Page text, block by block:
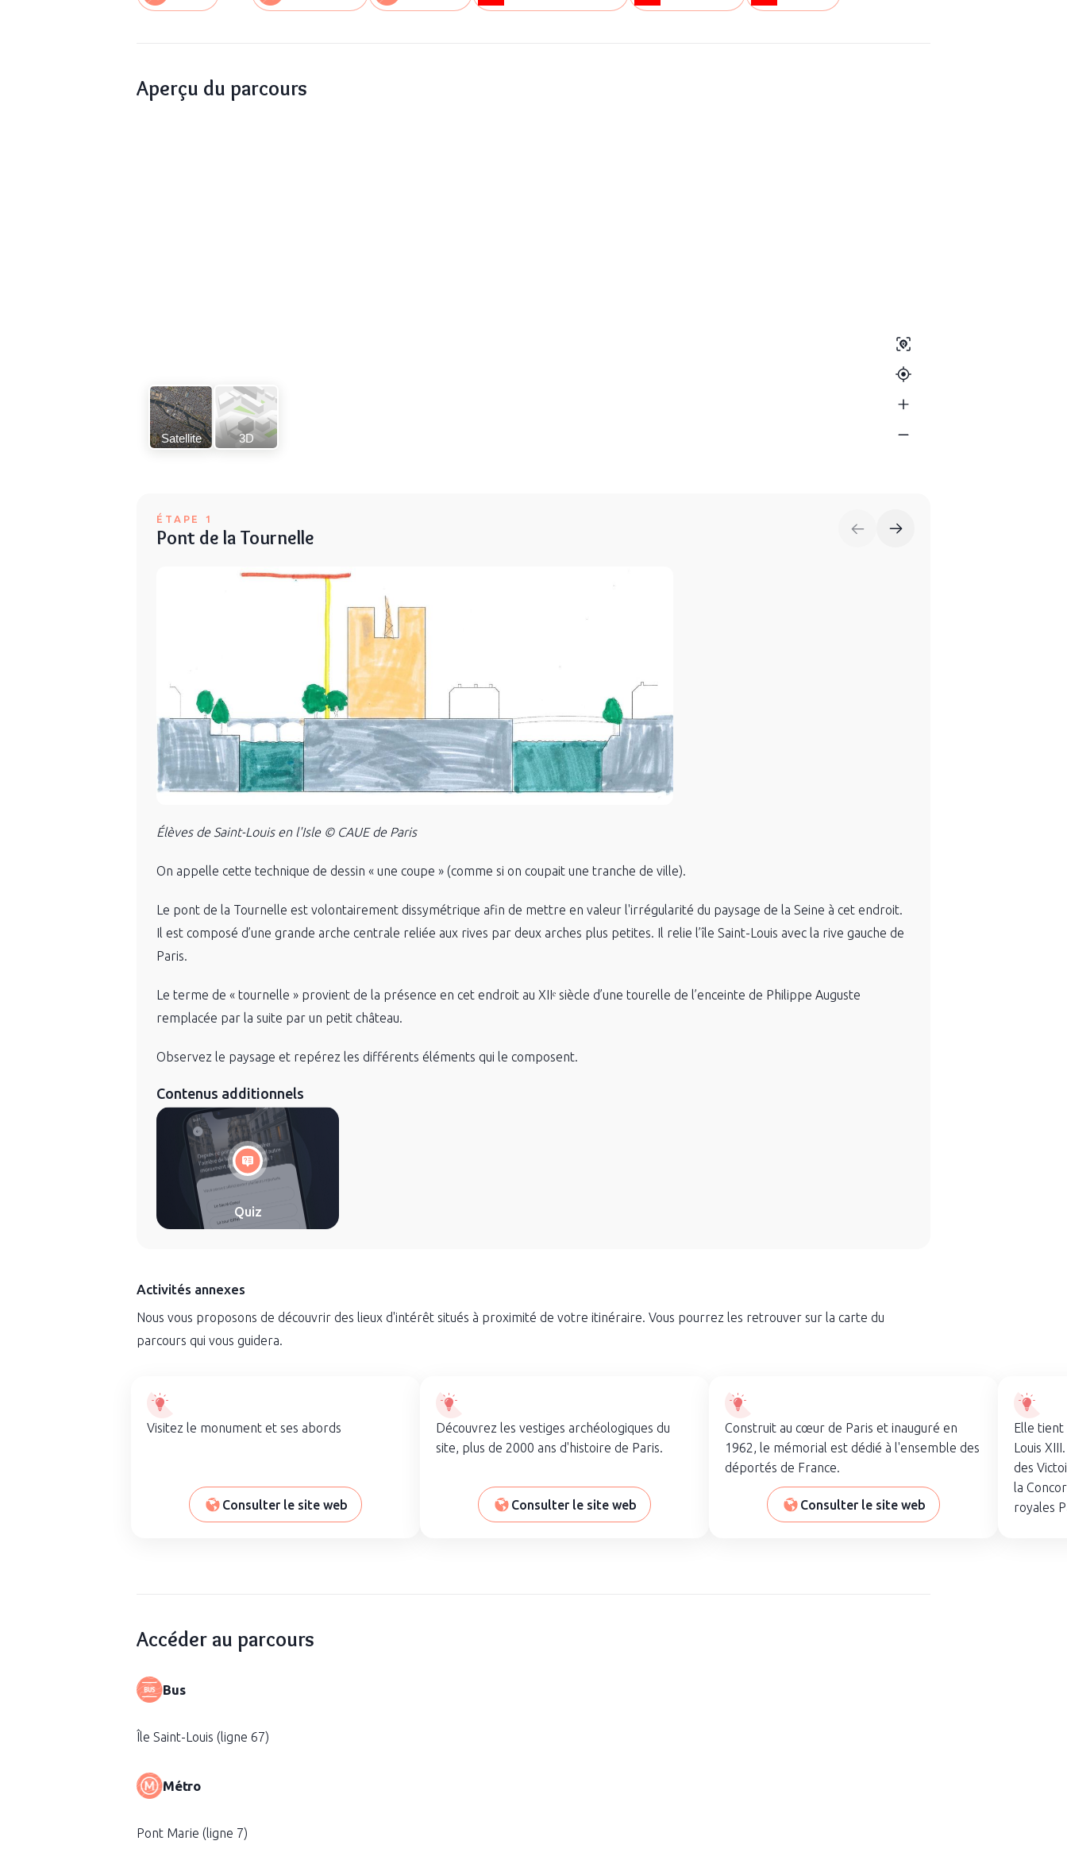
Aperçu du parcours
Satellite 3D
ÉTAPE 1
Pont de la Tournelle
Élèves de Saint-Louis en l'Isle © CAUE de Paris
On appelle cette technique de dessin « une coupe » (comme si on coupait une tranche de ville).
Le pont de la Tournelle est volontairement dissymétrique afin de mettre en valeur l'irrégularité du paysage de la Seine à cet endroit.
Il est composé d’une grande arche centrale reliée aux rives par deux arches plus petites. Il relie l’île Saint-Louis avec la rive gauche de
Paris.
Le terme de « tournelle » provient de la présence en cet endroit au XIIᵉ siècle d’une tourelle de l’enceinte de Philippe Auguste
remplacée par la suite par un petit château.
Observez le paysage et repérez les différents éléments qui le composent.
Contenus additionnels
Quiz
Activités annexes
Nous vous proposons de découvrir des lieux d'intérêt situés à proximité de votre itinéraire. Vous pourrez les retrouver sur la carte du
parcours qui vous guidera.
Visitez le monument et ses abords
Consulter le site web
Découvrez les vestiges archéologiques du
site, plus de 2000 ans d'histoire de Paris.
Consulter le site web
Construit au cœur de Paris et inauguré en
1962, le mémorial est dédié à l'ensemble des
déportés de France.
Consulter le site web
Elle tient
Louis
des
la
royales
Accéder au parcours
Bus
Île Saint-Louis (ligne 67)
Métro
Pont Marie (ligne 7)